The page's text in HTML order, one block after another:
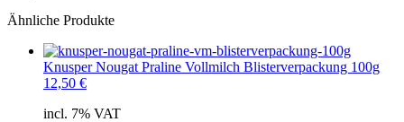
Ähnliche Produkte
Knusper Nougat Praline Vollmilch Blisterverpackung 100g
12,50 €
incl. 7% VAT